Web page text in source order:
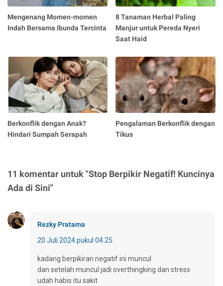
Mengenang Momen-momen
Indah Bersama Ibunda Tercinta
8 Tanaman Herbal Paling
Manjur untuk Pereda Nyeri
Saat Haid
Berkonflik dengan Anak?
Hindari Sumpah Serapah
Pengalaman Berkonflik dengan
Tikus
11 komentar untuk "Stop Berpikir Negatif! Kuncinya
Ada di Sini"
Rezky Pratama
20 Juli 2024 pukul 04.25
kadang berpikiran negatif ini muncul
dan setelah muncul jadi overthingking dan stress
udah habis itu sakit